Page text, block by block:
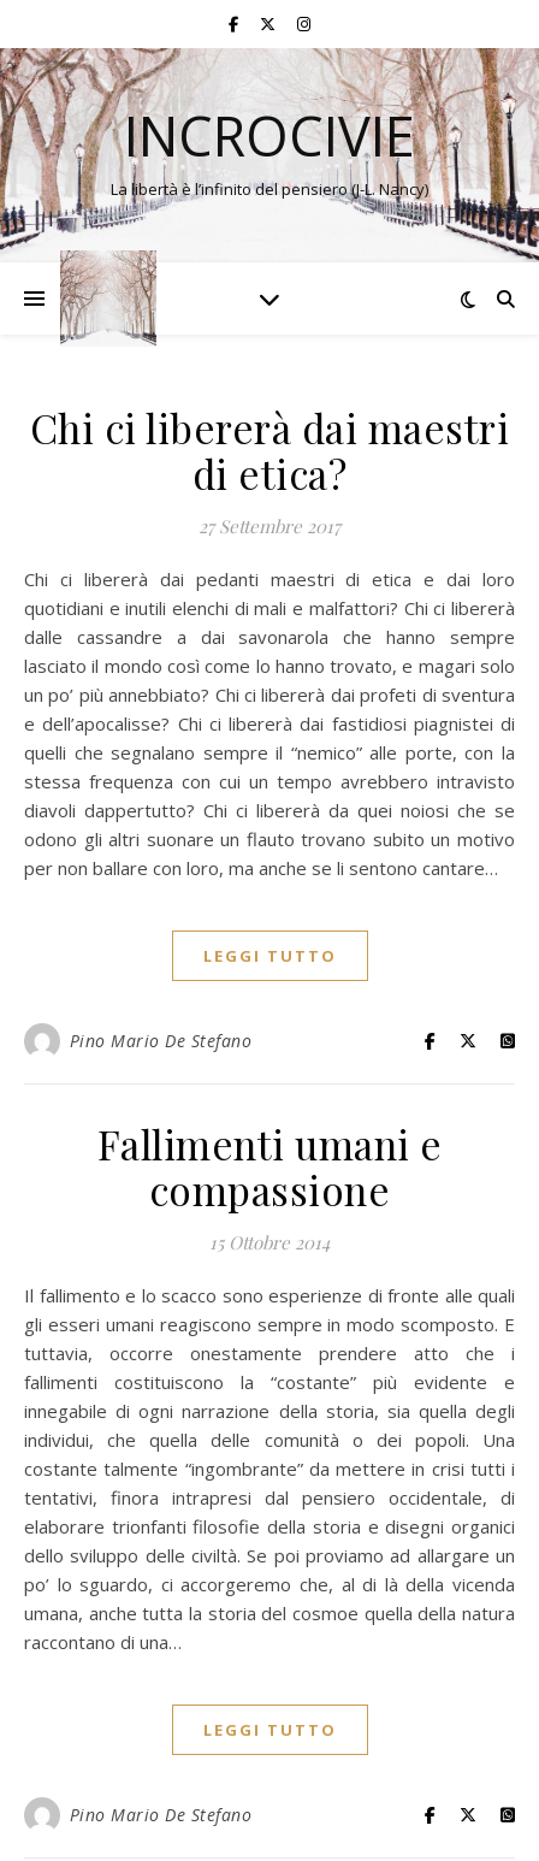
INCROCIVIE
La libertà è l’infinito del pensiero (J-L. Nancy)
Chi ci libererà dai maestri
di etica?
27 Settembre 2017
Chi ci libererà dai pedanti maestri di etica e dai loro
quotidiani e inutili elenchi di mali e malfattori? Chi ci libererà
dalle cassandre a dai savonarola che hanno sempre
lasciato il mondo così come lo hanno trovato, e magari solo
un po’ più annebbiato? Chi ci libererà dai profeti di sventura
e dell’apocalisse? Chi ci libererà dai fastidiosi piagnistei di
quelli che segnalano sempre il “nemico” alle porte, con la
stessa frequenza con cui un tempo avrebbero intravisto
diavoli dappertutto? Chi ci libererà da quei noiosi che se
odono gli altri suonare un flauto trovano subito un motivo
per non ballare con loro, ma anche se li sentono cantare…
LEGGI TUTTO
Pino Mario De Stefano
Fallimenti umani e
compassione
15 Ottobre 2014
Il fallimento e lo scacco sono esperienze di fronte alle quali
gli esseri umani reagiscono sempre in modo scomposto. E
tuttavia, occorre onestamente prendere atto che i
fallimenti costituiscono la “costante” più evidente e
innegabile di ogni narrazione della storia, sia quella degli
individui, che quella delle comunità o dei popoli. Una
costante talmente “ingombrante” da mettere in crisi tutti i
tentativi, finora intrapresi dal pensiero occidentale, di
elaborare trionfanti filosofie della storia e disegni organici
dello sviluppo delle civiltà. Se poi proviamo ad allargare un
po’ lo sguardo, ci accorgeremo che, al di là della vicenda
umana, anche tutta la storia del cosmoe quella della natura
raccontano di una…
LEGGI TUTTO
Pino Mario De Stefano